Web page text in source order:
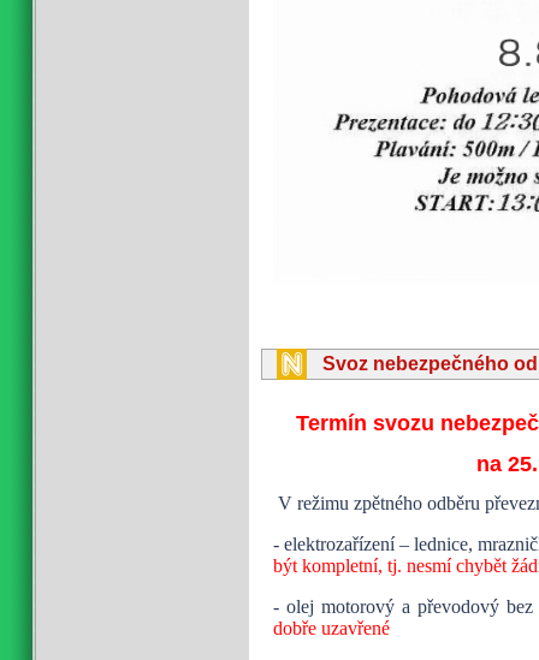
Svoz nebezpečného
Termín svozu
na
V režimu zpětného odběru
- elektrozařízení – lednice,
být kompletní, tj. nesmí chybět
- olej motorový a převodový
dobře uzavřené